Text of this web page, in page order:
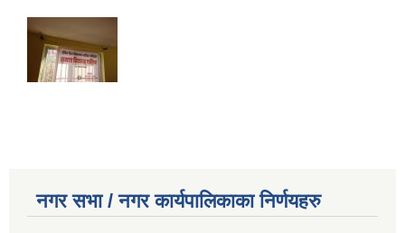
नगर सभा / नगर कार्यपालिकाका निर्णयहरु